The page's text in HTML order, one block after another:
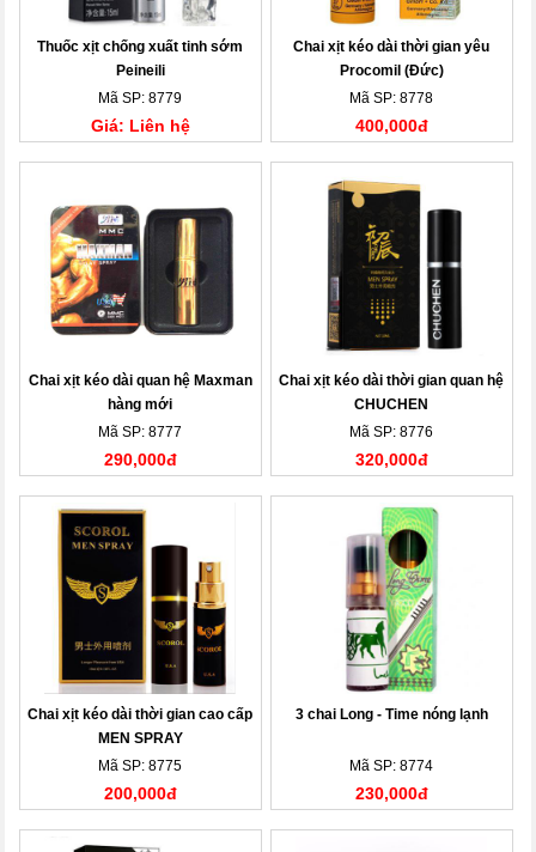
Thuốc xịt chống xuất tinh sớm
Peineili
Mã SP: 8779
Giá: Liên hệ
Chai xịt kéo dài thời gian yêu
Procomil (Đức)
Mã SP: 8778
400,000đ
Chai xịt kéo dài quan hệ Maxman
hàng mới
Mã SP: 8777
290,000đ
Chai xịt kéo dài thời gian quan hệ
CHUCHEN
Mã SP: 8776
320,000đ
Chai xịt kéo dài thời gian cao cấp
MEN SPRAY
Mã SP: 8775
200,000đ
3 chai Long - Time nóng lạnh
Mã SP: 8774
230,000đ